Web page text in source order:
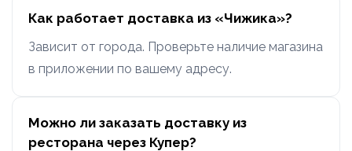
Как работает доставка из «Чижика»?
Зависит от города. Проверьте наличие магазина
в приложении по вашему адресу.
Можно ли заказать доставку из
ресторана через Купер?